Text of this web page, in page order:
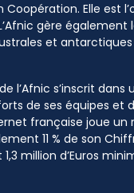
Elle est
gère
et
l’Afnic s’inscrit dans
de ses équipes et
française joue un
11 % de son
million d’Euros